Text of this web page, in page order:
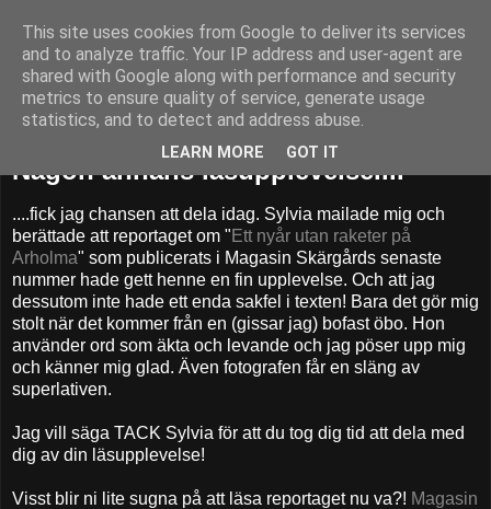
52adventures
Någon annans läsupplevelse....
....fick jag chansen att dela idag. Sylvia mailade mig och
berättade att reportaget om " Ett nyår utan raketer på
Arholma" som publicerats i Magasin Skärgårds senaste
nummer hade gett henne en fin upplevelse. Och att jag
dessutom inte hade ett enda sakfel i texten! Bara det gör mig
stolt när det kommer från en (gissar jag) bofast öbo. Hon
använder ord som äkta och levande och jag pöser upp mig
och känner mig glad. Även fotografen får en släng av
superlativen.
Jag vill säga TACK Sylvia för att du tog dig tid att dela med
dig av din läsupplevelse!
Visst blir ni lite sugna på att läsa reportaget nu va?! Magasin
This site uses cookies from Google to deliver its services
and to analyze traffic. Your IP address and user-agent are
shared with Google along with performance and security
metrics to ensure quality of service, generate usage
statistics, and to detect and address abuse.
LEARN MORE GOT IT